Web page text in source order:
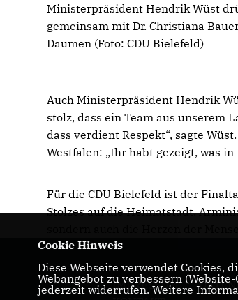
Ministerpräsident Hendrik Wüst
gemeinsam mit Dr. Christiana
Daumen (Foto: CDU Bielefeld)
Auch Ministerpräsident Hendrik
stolz, dass ein Team aus unserem
dass verdient Respekt“, sagte
Westfalen: „Ihr habt gezeigt, was
Für die CDU Bielefeld ist der
Stolzes auf die Heimatstadt.
IMPRESSUM
Cookie Hinweis
Diese Webseite verwendet Cookies,
Webangebot zu verbessern
jederzeit widerrufen. Weitere